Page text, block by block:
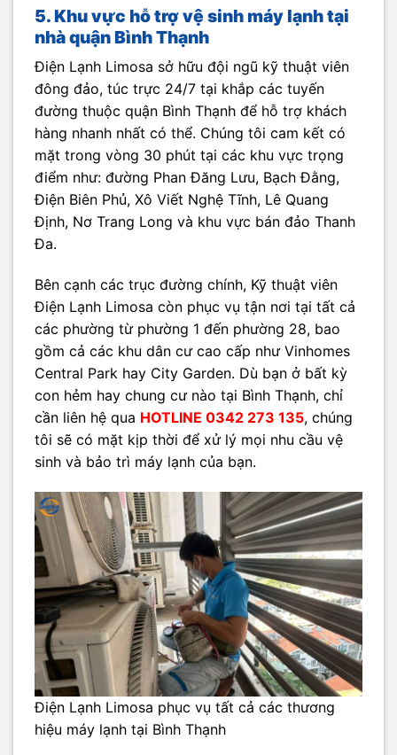
5. Khu vực hỗ trợ vệ sinh máy lạnh tại
nhà quận Bình Thạnh
Điện Lạnh Limosa sở hữu đội ngũ kỹ thuật viên
đông đảo, túc trực 24/7 tại khắp các tuyến
đường thuộc quận Bình Thạnh để hỗ trợ khách
hàng nhanh nhất có thể. Chúng tôi cam kết có
mặt trong vòng 30 phút tại các khu vực trọng
điểm như: đường Phan Đăng Lưu, Bạch Đằng,
Điện Biên Phủ, Xô Viết Nghệ Tĩnh, Lê Quang
Định, Nơ Trang Long và khu vực bán đảo Thanh
Đa.
Bên cạnh các trục đường chính, Kỹ thuật viên
Điện Lạnh Limosa còn phục vụ tận nơi tại tất cả
các phường từ phường 1 đến phường 28, bao
gồm cả các khu dân cư cao cấp như Vinhomes
Central Park hay City Garden. Dù bạn ở bất kỳ
con hẻm hay chung cư nào tại Bình Thạnh, chỉ
cần liên hệ qua HOTLINE 0342 273 135, chúng
tôi sẽ có mặt kịp thời để xử lý mọi nhu cầu vệ
sinh và bảo trì máy lạnh của bạn.
Điện Lạnh Limosa phục vụ tất cả các thương
hiệu máy lạnh tại Bình Thạnh